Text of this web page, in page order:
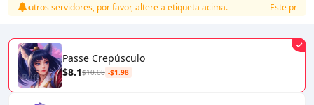
outros servidores, por favor, altere a etiqueta acima.
Este
Passe Crepúsculo
$8.1$10.08 -$1.98